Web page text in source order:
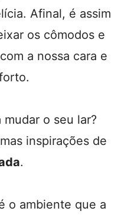
Afinal, é assim
os cômodos e
a nossa cara e
mudar o seu lar?
inspirações de
.
o ambiente que a